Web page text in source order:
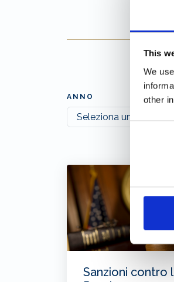
This
We
other
Consent
ANNO
Sanzioni contro